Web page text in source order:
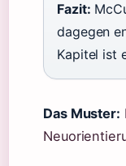
Fazit:
dagegen
Kapitel ist
Das Muster: